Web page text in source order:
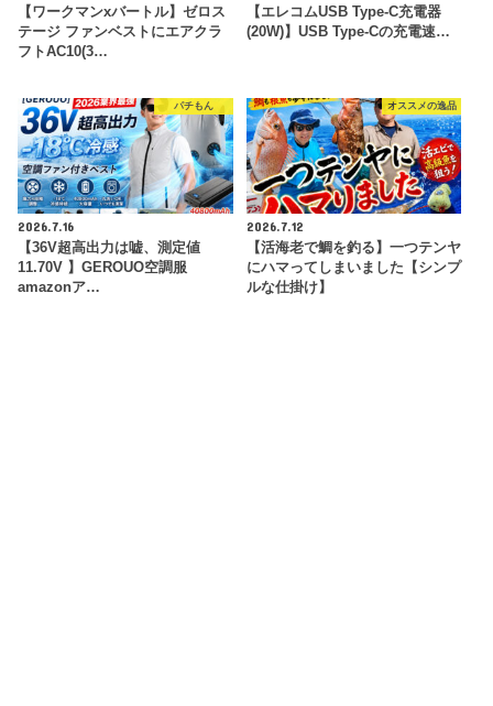
【ワークマンxバートル】ゼロス
テージ ファンベストにエアクラ
フトAC10(3…
【エレコムUSB Type-C充電器
(20W)】USB Type-Cの充電速…
パチもん
2026.7.16
【36V超高出力は嘘、測定値
11.70V 】GEROUO空調服
amazonア…
オススメの逸品
2026.7.12
【活海老で鯛を釣る】一つテンヤ
にハマってしまいました【シンプ
ルな仕掛け】